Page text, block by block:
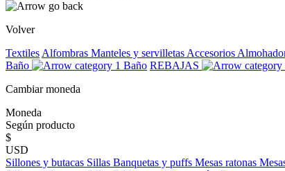
Volver
Textiles Alfombras Manteles y servilletas Accesorios
Baño
Baño REBAJAS
Cambiar moneda
Moneda
Según producto
$
USD
Sillones y butacas Sillas Banquetas y puffs Mesas ratonas